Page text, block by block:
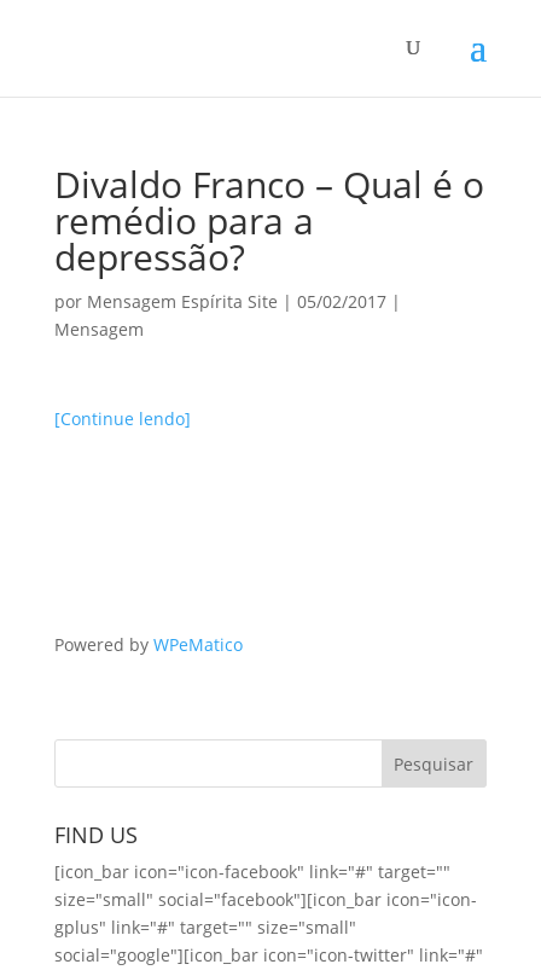
Divaldo Franco – Qual é o
remédio para a
depressão?
por Mensagem Espírita Site | 05/02/2017|
Mensagem
[Continue lendo]
Powered by WPeMatico
FIND US
[icon_bar icon="icon-facebook" link="#" target=""
size="small" social="facebook"][icon_bar icon="icon-
gplus" link="#" target="" size="small"
social="google"][icon_bar icon="icon-twitter" link="#"